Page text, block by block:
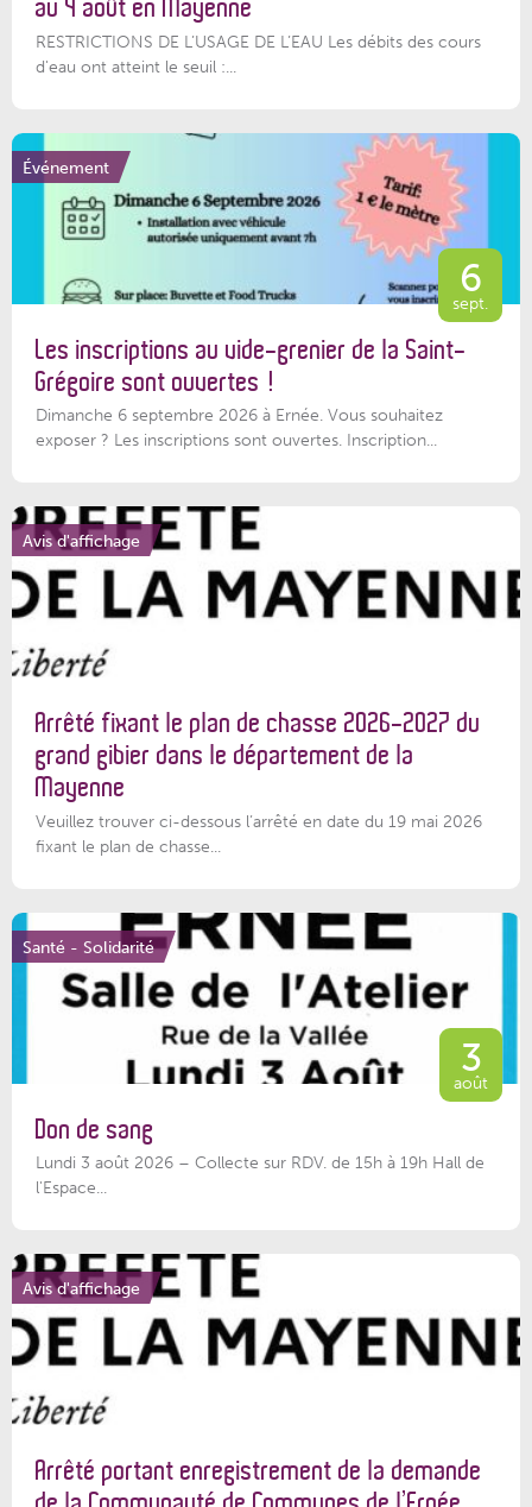
au 4 août en Mayenne
RESTRICTIONS DE L’USAGE DE L’EAU Les débits des cours
d'eau ont atteint le seuil :...
Événement
6
sept.
Les inscriptions au vide-grenier de la Saint-
Grégoire sont ouvertes !
Dimanche 6 septembre 2026 à Ernée. Vous souhaitez
exposer ? Les inscriptions sont ouvertes. Inscription...
Avis d'affichage
Arrêté fixant le plan de chasse 2026-2027 du
grand gibier dans le département de la
Mayenne
Veuillez trouver ci-dessous l’arrêté en date du 19 mai 2026
fixant le plan de chasse...
Santé - Solidarité
3
août
Don de sang
Lundi 3 août 2026 – Collecte sur RDV. de 15h à 19h Hall de
l'Espace...
Avis d'affichage
Arrêté portant enregistrement de la demande